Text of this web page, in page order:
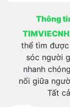
Thông
thể tìm được
sóc người
nhanh
nối giữa
Tất